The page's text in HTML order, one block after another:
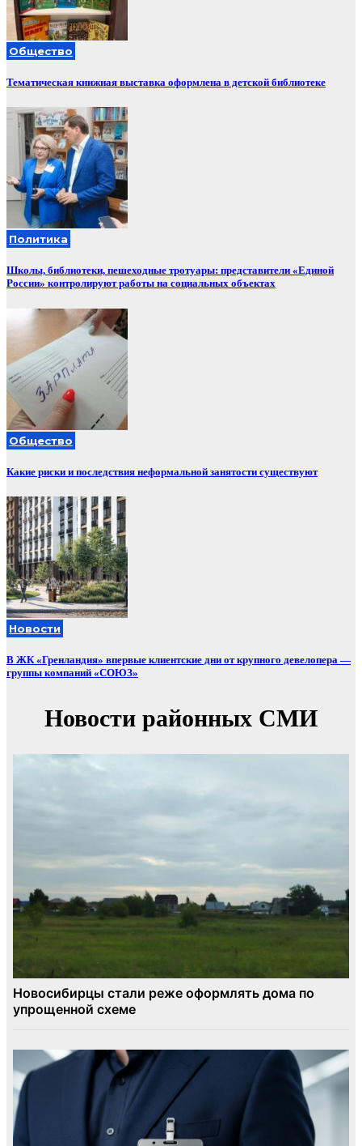
Общество
Тематическая книжная выставка оформлена в детской библиотеке
Политика
Школы, библиотеки, пешеходные тротуары: представители «Единой
России» контролируют работы на социальных объектах
Общество
Какие риски и последствия неформальной занятости существуют
Новости
В ЖК «Гренландия» впервые клиентские дни от крупного девелопера —
группы компаний «СОЮЗ»